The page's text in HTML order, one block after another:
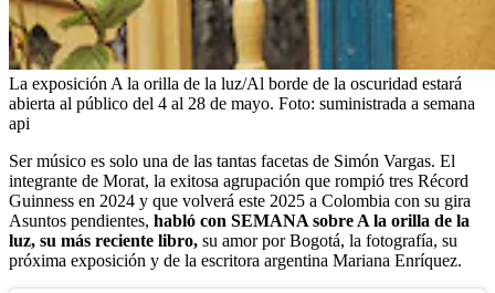
La exposición A la orilla de la luz/Al borde de la oscuridad estará
abierta al público del 4 al 28 de mayo. Foto: suministrada a semana
api
Ser músico es solo una de las tantas facetas de Simón Vargas. El
integrante de Morat, la exitosa agrupación que rompió tres Récord
Guinness en 2024 y que volverá este 2025 a Colombia con su gira
Asuntos pendientes, habló con SEMANA sobre A la orilla de la
luz, su más reciente libro, su amor por Bogotá, la fotografía, su
próxima exposición y de la escritora argentina Mariana Enríquez.